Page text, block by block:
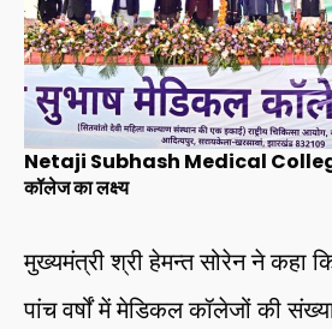
Netaji Subhash Medical
कॉलेज का लक्ष्य
मुख्यमंत्री श्री हेमन्त सोरेन ने कहा
पांच वर्षों में मेडिकल कॉलेजों की